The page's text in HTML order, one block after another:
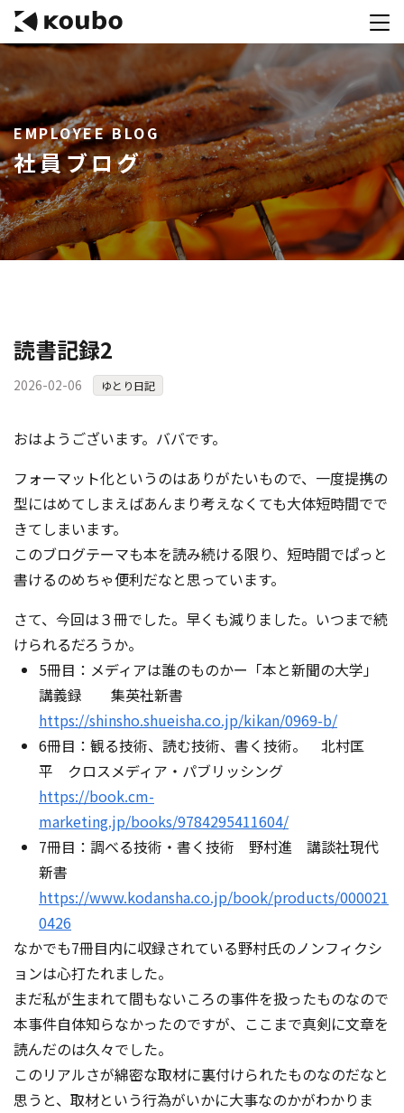
サービス
会社案内
実績紹介
採用情報
資料ダウンロード
コンテストを主催される方へ
公募運営SaaS 「Kouboプランナー」
事務局アウトソーシング
マーケットデータ
コンテスト情報及びプレゼン
紹介させていただきます
無料掲載お申し込み
掲載内容のご確認はこちら
EMPLOYEE BLOG
社員ブログ
読書記録2
2026-02-06 ゆとり日記
おはようございます。ババです。
フォーマット化というのはありがたいもので、一度提携の
型にはめてしまえばあんまり考えなくても大体短時間でで
きてしまいます。
このブログテーマも本を読み続ける限り、短時間でぱっと
書けるのめちゃ便利だなと思っています。
さて、今回は３冊でした。早くも減りました。いつまで続
けられるだろうか。
5冊目：メディアは誰のものかー「本と新聞の大学」
講義録 集英社新書
https://shinsho.shueisha.co.jp/kikan/0969-b/
6冊目：観る技術、読む技術、書く技術。 北村匡
平 クロスメディア・パブリッシング
https://book.cm-
marketing.jp/books/9784295411604/
7冊目：調べる技術・書く技術 野村進 講談社現代
新書
https://www.kodansha.co.jp/book/products/000021
0426
なかでも7冊目内に収録されている野村氏のノンフィクシ
ョンは心打たれました。
まだ私が生まれて間もないころの事件を扱ったものなので
本事件自体知らなかったのですが、ここまで真剣に文章を
読んだのは久々でした。
このリアルさが綿密な取材に裏付けられたものなのだなと
思うと、取材という行為がいかに大事なのかがわかりま